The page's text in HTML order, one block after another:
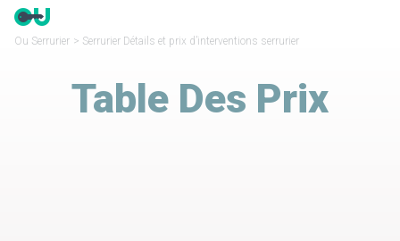
Panneau de gestion des cookies
Ou Serrurier > Serrurier Détails et prix d’interventions serrurier
Table Des Prix